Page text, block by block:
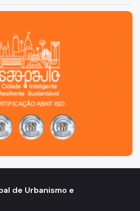
resiliente e sustentável
de Urbanismo e